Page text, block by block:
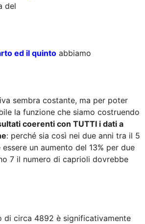
del
ed il quinto abbiamo
sembra costante, ma per poter
coerenti con TUTTI i dati a
: perché sia così nei due anni tra il 5
un aumento del 13% per due
7 il numero di caprioli dovrebbe
di circa 4892 è significativamente